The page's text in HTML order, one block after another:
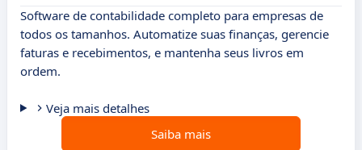
Software de contabilidade completo para empresas de
todos os tamanhos. Automatize suas finanças, gerencie
faturas e recebimentos, e mantenha seus livros em
ordem.
Veja mais detalhes
Saiba mais